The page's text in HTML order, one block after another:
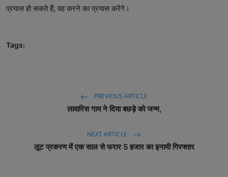
प्रयास हो सकते हैं, वह करने का प्रयास करेंगे।
Tags:
PREVIOUS ARTICLE
लावारिस गाय ने दिया बछड़े को जन्म,
NEXT ARTICLE
लूट प्रकरण में एक साल से फरार 5 हजार का इनामी गिरफ्तार